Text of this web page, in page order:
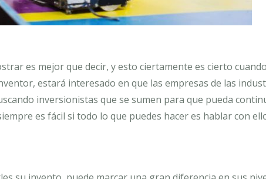
es mejor que decir, y esto ciertamente es cierto
estará interesado en que las empresas de las
inversionistas que se sumen para que pueda
es fácil si todo lo que puedes hacer es hablar con